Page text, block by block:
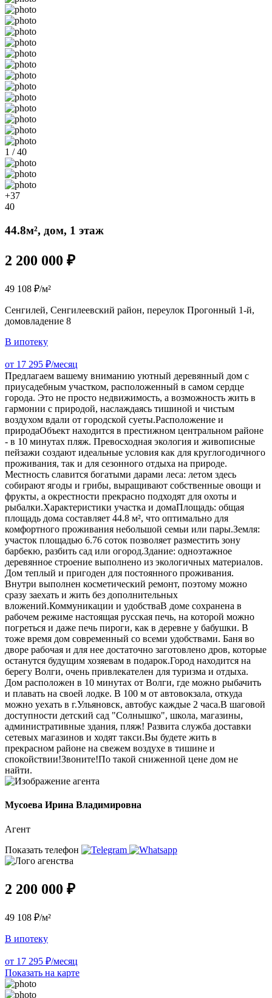
1 / 40
+37
40
44.8м², дом, 1 этаж
2 200 000 ₽
49 108 ₽/м²
Сенгилей, Сенгилеевский район, переулок Прогонный 1-й,
домовладение 8
В ипотеку
от 17 295 ₽/месяц
Предлагаем вашему вниманию уютный деревянный дом с
приусадебным участком, расположенный в самом сердце
города. Это не просто недвижимость, а возможность жить в
гармонии с природой, наслаждаясь тишиной и чистым
воздухом вдали от городской суеты.Расположение и
природаОбъект находится в престижном центральном районе
- в 10 минутах пляж. Превосходная экология и живописные
пейзажи создают идеальные условия как для круглогодичного
проживания, так и для сезонного отдыха на природе.
Местность славится богатыми дарами леса: летом здесь
собирают ягоды и грибы, выращивают собственные овощи и
фрукты, а окрестности прекрасно подходят для охоты и
рыбалки.Характеристики участка и домаПлощадь: общая
площадь дома составляет 44.8 м², что оптимально для
комфортного проживания небольшой семьи или пары.Земля:
участок площадью 6.76 соток позволяет разместить зону
барбекю, разбить сад или огород.Здание: одноэтажное
деревянное строение выполнено из экологичных материалов.
Дом теплый и пригоден для постоянного проживания.
Внутри выполнен косметический ремонт, поэтому можно
сразу заехать и жить без дополнительных
вложений.Коммуникации и удобстваВ доме сохранена в
рабочем режиме настоящая русская печь, на которой можно
погреться и даже печь пироги, как в деревне у бабушки. В
тоже время дом современный со всеми удобствами. Баня во
дворе рабочая и для нее достаточно заготовлено дров, которые
останутся будущим хозяевам в подарок.Город находится на
берегу Волги, очень привлекателен для туризма и отдыха.
Дом расположен в 10 минутах от Волги, где можно рыбачить
и плавать на своей лодке. В 100 м от автовокзала, откуда
можно уехать в г.Ульяновск, автобус каждые 2 часа.В шаговой
доступности детский сад "Солнышко", школа, магазины,
административные здания, пляж! Развита служба доставки
сетевых магазинов и ходят такси.Вы будете жить в
прекрасном районе на свежем воздухе в тишине и
спокойствии!Звоните!По такой сниженной цене дом не
найти.
Мусоева Ирина Владимировна
Агент
Показать телефон
2 200 000 ₽
49 108 ₽/м²
В ипотеку
от 17 295 ₽/месяц
Показать на карте